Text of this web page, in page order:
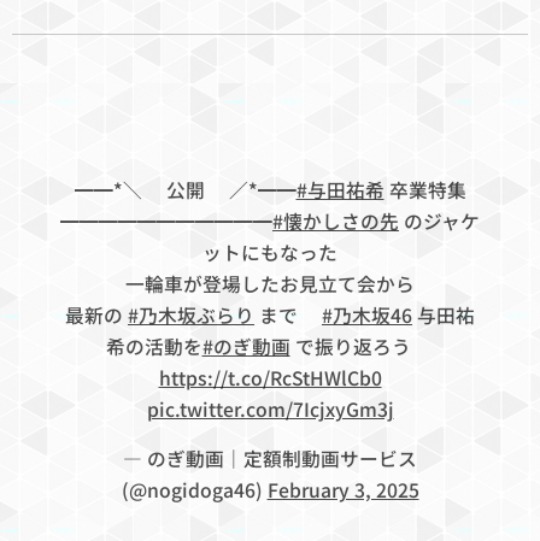
━━*＼✨公開✨／*━━#与田祐希 卒業特集
━━━━━━━━━━━#懐かしさの先 のジャケ
ットにもなった
一輪車が登場したお見立て会から
最新の #乃木坂ぶらり まで🧳 #乃木坂46与田祐
希の活動を#のぎ動画 で振り返ろう🎞️
https://t.co/RcStHWlCb0
pic.twitter.com/7IcjxyGm3j
— のぎ動画｜定額制動画サービス
(@nogidoga46) February 3, 2025